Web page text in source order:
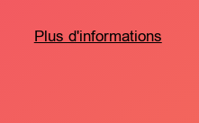
Plus d'informations